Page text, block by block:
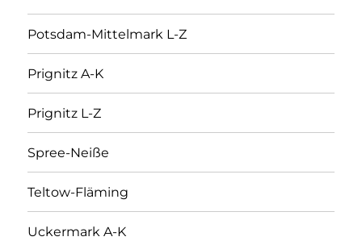
Potsdam-Mittelmark L-Z
Prignitz A-K
Prignitz L-Z
Spree-Neiße
Teltow-Fläming
Uckermark A-K